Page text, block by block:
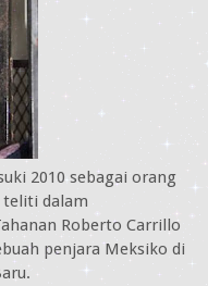
2010 sebagai orang
teliti dalam
Roberto Carrillo
penjara Meksiko di